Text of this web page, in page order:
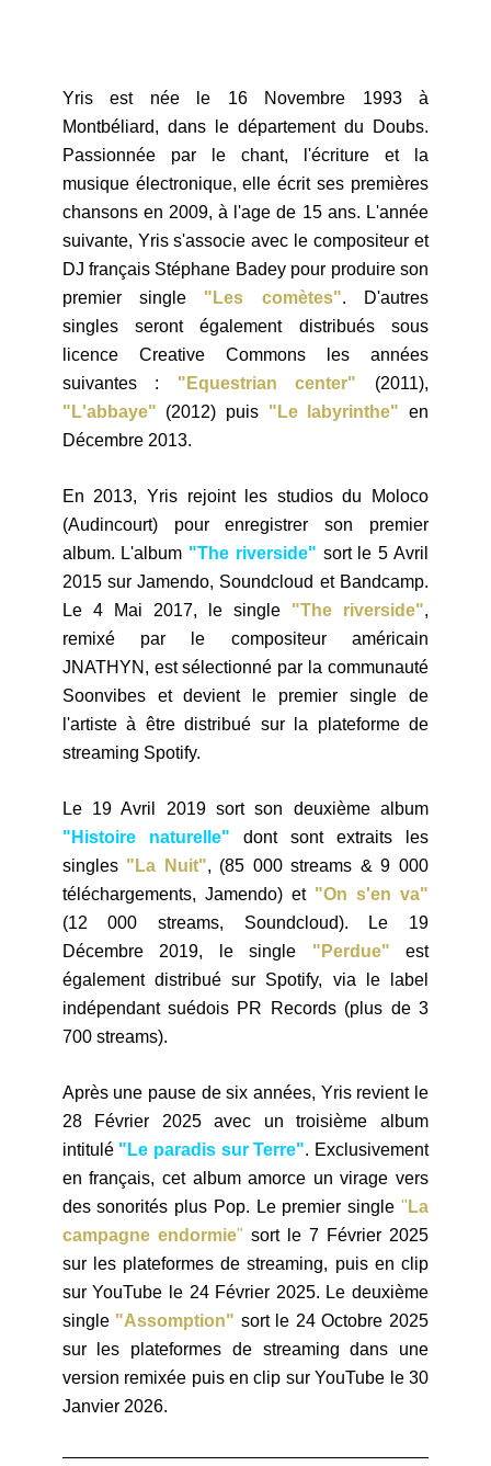
Yris est née le 16 Novembre 1993 à
Montbéliard, dans le département du Doubs.
Passionnée par le chant, l'écriture et la
musique électronique, elle écrit ses premières
chansons en 2009, à l'age de 15 ans. L'année
suivante, Yris s'associe avec le compositeur et
DJ français Stéphane Badey pour produire son
premier single "Les comètes". D'autres
singles seront également distribués sous
licence Creative Commons les années
suivantes :
"Equestrian center"
(2011),
"L'abbaye" (2012) puis "Le labyrinthe" en
Décembre 2013.
En 2013, Yris rejoint les studios du Moloco
(Audincourt) pour enregistrer son premier
album. L'album "The riverside" sort le 5 Avril
2015 sur Jamendo, Soundcloud et Bandcamp.
Le 4 Mai 2017, le single "The riverside",
remixé par le compositeur américain
JNATHYN, est sélectionné par la communauté
Soonvibes et devient le premier single de
l'artiste à être distribué sur la plateforme de
streaming Spotify.
Le 19 Avril 2019 sort son deuxième album
"Histoire naturelle" dont sont extraits les
singles "La Nuit", (85 000 streams & 9 000
téléchargements, Jamendo) et "On s'en va"
(12 000 streams, Soundcloud). Le 19
Décembre 2019, le single "Perdue" est
également distribué sur Spotify, via le label
indépendant suédois PR Records (plus de 3
700 streams).
Après une pause de six années, Yris revient le
28 Février 2025 avec un troisième album
intitulé "Le paradis sur Terre". Exclusivement
en français, cet album amorce un virage vers
des sonorités plus Pop. Le premier single " La
campagne endormie" sort le 7 Février 2025
sur les plateformes de streaming, puis en clip
sur YouTube le 24 Février 2025. Le deuxième
single "Assomption" sort le 24 Octobre 2025
sur les plateformes de streaming dans une
version remixée puis en clip sur YouTube le 30
Janvier 2026.